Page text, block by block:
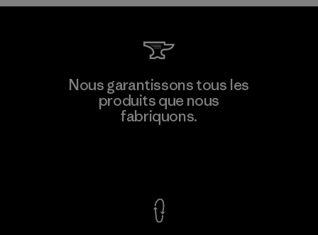
TAV Limited
Nous garantissons tous les
produits que nous
fabriquons.